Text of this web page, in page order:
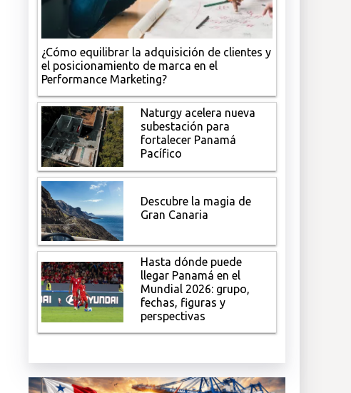
¿Cómo equilibrar la adquisición de clientes y
el posicionamiento de marca en el
Performance Marketing?
Naturgy acelera nueva
subestación para
fortalecer Panamá
Pacífico
Descubre la magia de
Gran Canaria
Hasta dónde puede
llegar Panamá en el
Mundial 2026: grupo,
fechas, figuras y
perspectivas